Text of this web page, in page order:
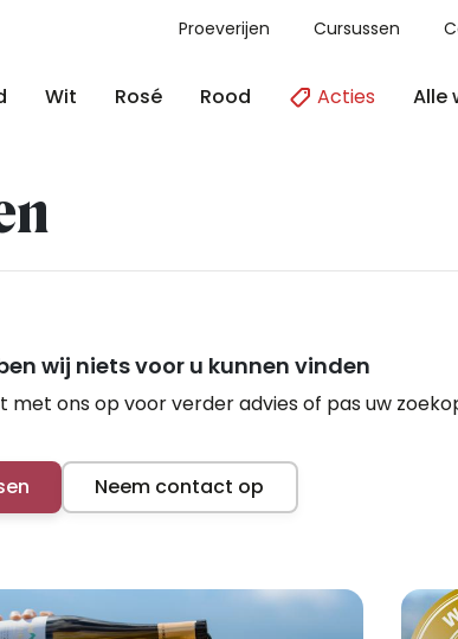
Proeverijen Cursussen
Wit Rosé Rood Acties Alle
wij niets voor u kunnen vinden
met ons op voor verder advies of pas uw
Neem contact op